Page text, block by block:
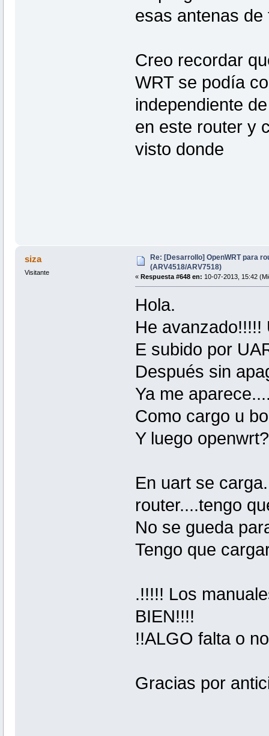
esas antenas
Creo recordar
WRT se podía
independiente
en este router y
visto donde
siza
Visitante
Re: [Desarrollo] OpenWRT para
(ARV4518/ARV7518)
« Respuesta #648 en: 10-07-2013, 15:42
Hola.
He avanzado!!!!!
E subido por
Después sin
Ya me
Como cargo u
Y luego openwrt?
En uart se
router....tengo
No se gueda
Tengo que
.!!!!! Los
BIEN!!!!
!!ALGO falta o
Gracias por